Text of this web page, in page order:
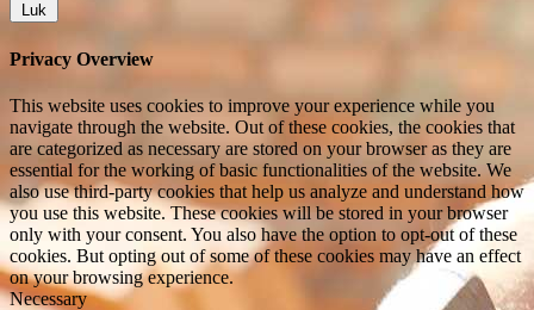
Luk
Privacy Overview
This website uses cookies to improve your experience while you
navigate through the website. Out of these cookies, the cookies that
are categorized as necessary are stored on your browser as they are
essential for the working of basic functionalities of the website. We
also use third-party cookies that help us analyze and understand how
you use this website. These cookies will be stored in your browser
only with your consent. You also have the option to opt-out of these
cookies. But opting out of some of these cookies may have an effect
on your browsing experience.
Necessary